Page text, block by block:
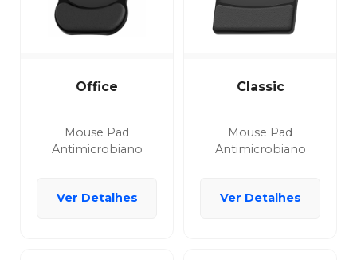
Office
Mouse Pad
Antimicrobiano
Ver Detalhes
Classic
Mouse Pad
Antimicrobiano
Ver Detalhes